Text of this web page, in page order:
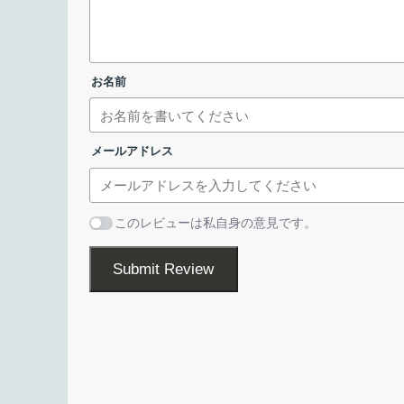
フォルダの場所を変更することができる、
です。
Web Browser Cache Folder Manager を使用すると
Toolkit」などのソフトで作成した RAM ドライブ上
のキャッシュフォルダをかんたんな操作で移動さ
す。
一般的な Web ブラウザに対応しています
お名前
メールアドレス
このレビューは私自身の意見です。
Submit Review